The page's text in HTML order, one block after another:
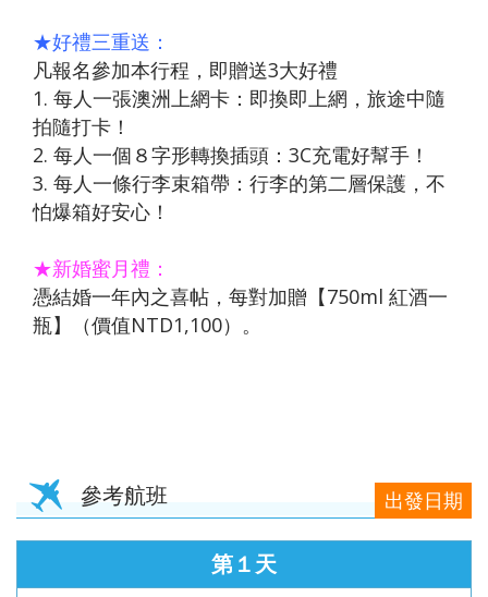
★好禮三重送：
凡報名參加本行程，即贈送3大好禮
1. 每人一張澳洲上網卡：即換即上網，旅途中隨
拍隨打卡！
2. 每人一個８字形轉換插頭：3C充電好幫手！
3. 每人一條行李束箱帶：行李的第二層保護，不
怕爆箱好安心！
★新婚蜜月禮：
憑結婚一年內之喜帖，每對加贈【750ml 紅酒一
瓶】（價值NTD1,100）。
參考航班 出發日期
第１天